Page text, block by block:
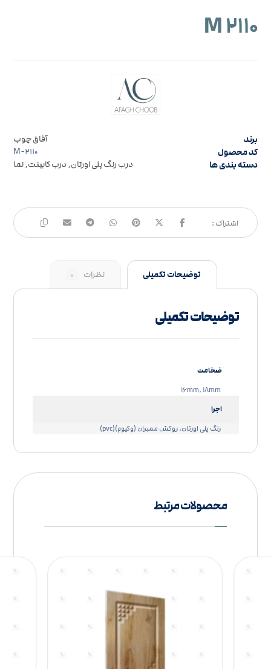
M ۲۱۱۰
برند آفاق چوب
کد محصول M-۲۱۱۰
دسته بندی ها درب رنگ پلی اورتان, درب کابینت,نما
توضیحات تکمیلی نظرات ۰
توضیحات تکمیلی
ضخامت
۱۶mm, ۱۸mm
اجرا
رنگ پلی اورتان, روکش ممبران (وکیوم)(pvc)
محصولات مرتبط